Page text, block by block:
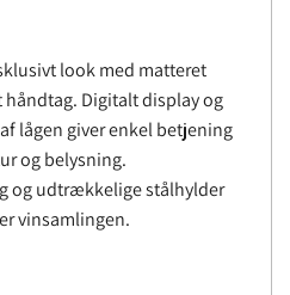
look med matteret
Digitalt display og
lågen giver enkel betjening
og belysning.
og udtrækkelige stålhylder
vinsamlingen.